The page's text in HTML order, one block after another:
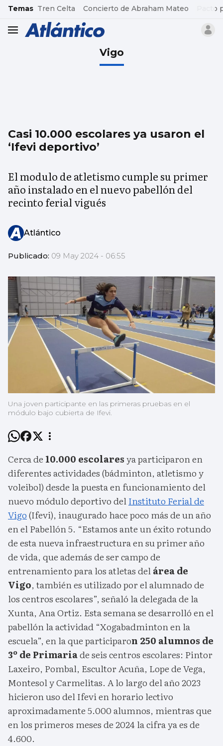
common.go-to-content
Temas Tren Celta Concierto de Abraham Mateo Pacto
header.menu.open
Vigo
Casi 10.000 escolares ya usaron el
‘Ifevi deportivo’
El modulo de atletismo cumple su primer
año instalado en el nuevo pabellón del
recinto ferial vigués
Atlántico
Publicado: 09 May 2024 - 06:55
Una joven participante en las primeras pruebas en el
módulo bajo cubierta de Ifevi.
Cerca de 10.000 escolaresya participaron en
diferentes actividades (bádminton, atletismo y
voleibol) desde la puesta en funcionamiento del
nuevo módulo deportivo delInstituto Ferial de
Vigo(Ifevi), inaugurado hace poco más de un año
en el Pabellón 5. “Estamos ante un éxito rotundo
de esta nueva infraestructura en su primer año
de vida, que además de ser campo de
entrenamiento para los atletas delárea de
Vigo, también es utilizado por el alumnado de
los centros escolares”, señaló la delegada de la
Xunta, Ana Ortiz. Esta semana se desarrolló en el
pabellón la actividad “Xogabadminton en la
escuela”, en la que participaron 250 alumnos de
3º de Primariade seis centros escolares: Pintor
Laxeiro, Pombal, Escultor Acuña, Lope de Vega,
Montesol y Carmelitas. A lo largo del año 2023
hicieron uso del Ifevi en horario lectivo
aproximadamente 5.000 alumnos, mientras que
en los primeros meses de 2024 la cifra ya es de
4.600.